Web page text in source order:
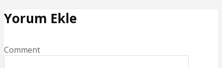
Yorum Ekle
Comment